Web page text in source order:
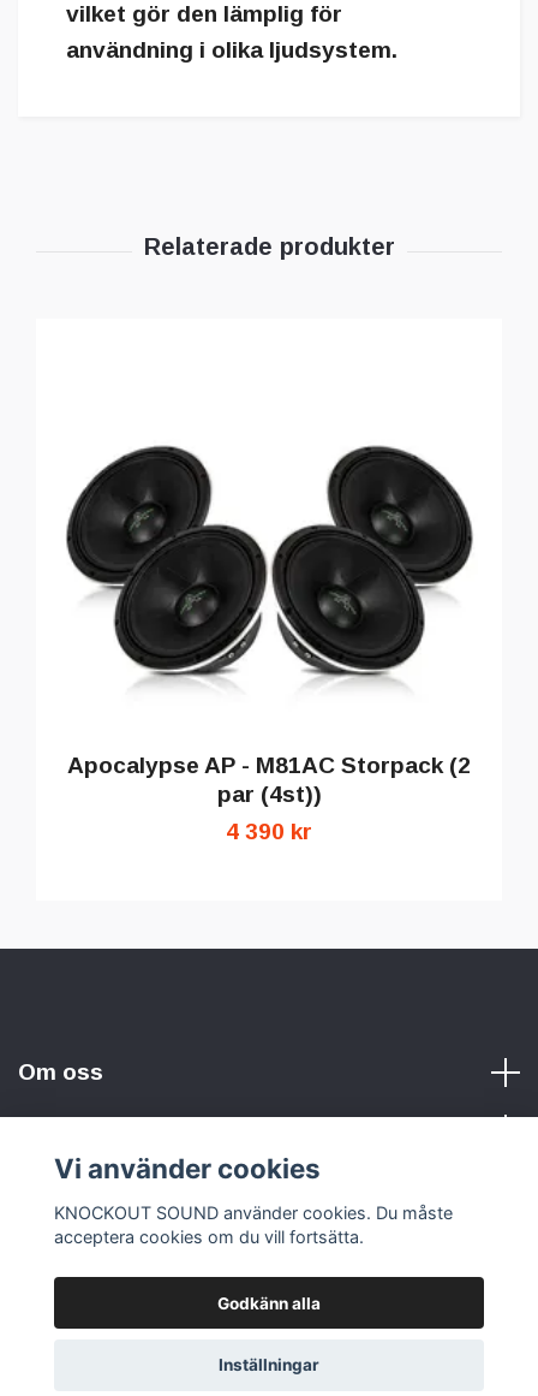
vilket gör den lämplig för
användning i olika ljudsystem.
Apocalypse AP - M81AC Storpack (2
par (4st))
4 390 kr
Om oss
Sociala medier
© 2026 KNOCKOUT SOUND
Vi använder cookies
KNOCKOUT SOUND använder cookies. Du måste
acceptera cookies om du vill fortsätta.
Godkänn alla
Inställningar